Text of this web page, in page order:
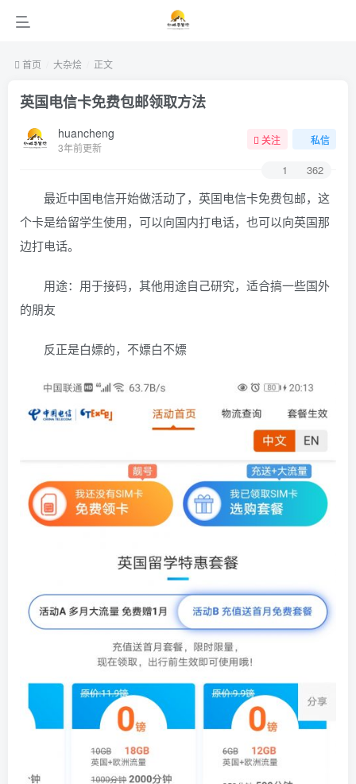
首页 大杂烩 正文
英国电信卡免费包邮领取方法
huancheng
3年前更新
关注 私信
1 362
最近中国电信开始做活动了，英国电信卡免费包邮，这
个卡是给留学生使用，可以向国内打电话，也可以向英国那
边打电话。
用途：用于接码，其他用途自己研究，适合搞一些国外
的朋友
反正是白嫖的，不嫖白不嫖